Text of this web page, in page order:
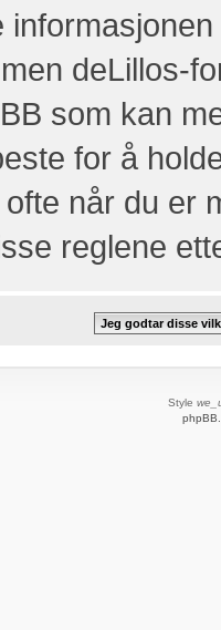
deLillos-
som kan
for å
når du er
reglene
Style